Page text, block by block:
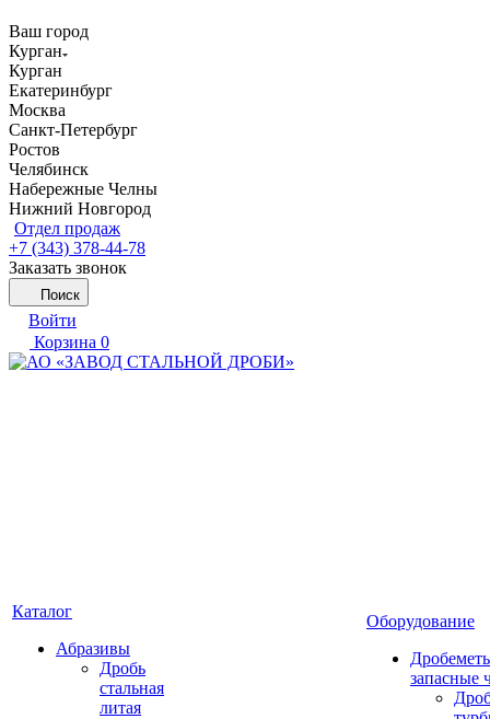
Ваш город
Курган
Курган
Екатеринбург
Москва
Санкт-Петербург
Ростов
Челябинск
Набережные Челны
Нижний Новгород
Отдел продаж
+7 (343) 378-44-78
Заказать звонок
Поиск
Войти
Корзина 0
Каталог
Абразивы
Дробь
стальная
литая
Оборудование
запасные